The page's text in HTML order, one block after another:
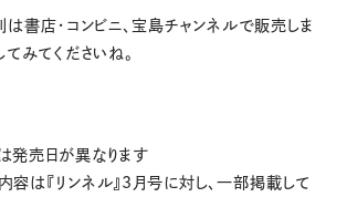
書店・コンビニ、 宝島チャンネルで販売しま
てみてくださいね。
発売日が異なります
は『リンネル』3月号に対し、一部掲載して